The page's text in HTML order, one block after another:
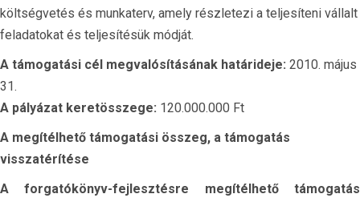
költségvetés és munkaterv, amely részletezi a teljesíteni vállalt
feladatokat és teljesítésük módját.
A támogatási cél megvalósításának határideje: 2010. május
31.
A pályázat keretösszege: 120.000.000 Ft
A megítélhető támogatási összeg, a támogatás
visszatérítése
A forgatókönyv-fejlesztésre megítélhető támogatás